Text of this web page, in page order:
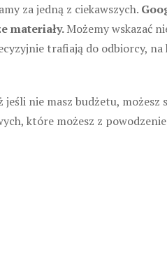
za jedną z ciekawszych.
materiały.Możemy wskazać
trafiają do odbiorcy,
nie masz budżetu, możesz
które możesz z